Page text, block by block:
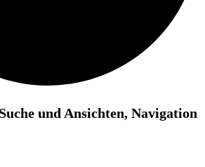
und Ansichten, Navigation